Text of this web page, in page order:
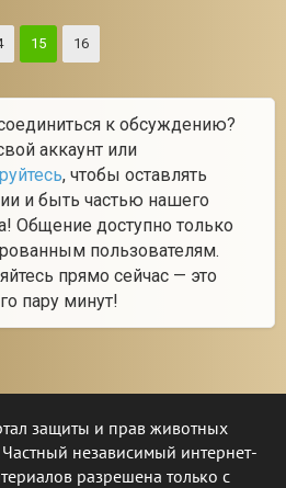
15 16
к обсуждению?
аккаунт или
, чтобы оставлять
и быть частью нашего
Общение доступно только
пользователям.
прямо сейчас — это
пару минут!
защиты и прав животных
независимый интернет-
разрешена только с